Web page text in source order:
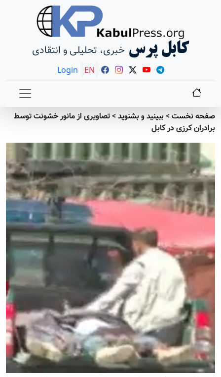
کابل پرس خبری، تحلیلی و انتقادی
Login EN
صفحه نخست> ببينيد و بشنويد>تصاویری از مانور خشونت توسط
برادران کرزی در کابل